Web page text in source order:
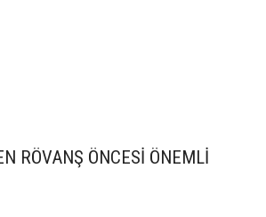
RÖVANŞ ÖNCESİ ÖNEMLİ